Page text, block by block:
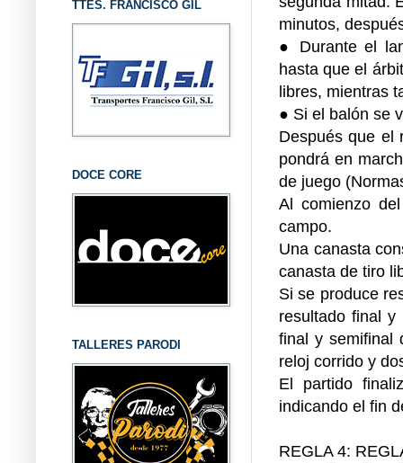
minutos,
● Durante el
hasta que el
libres, mientras
● Si el balón se
Después que el
pondrá en
de juego
Al comienzo
campo.
Una canasta
canasta de tiro
Si se produce
resultado final
final y semifinal
reloj corrido y
El partido
indicando el fin
REGLA 4:
TTES. FRANCISCO GIL
DOCE CORE
TALLERES PARODI